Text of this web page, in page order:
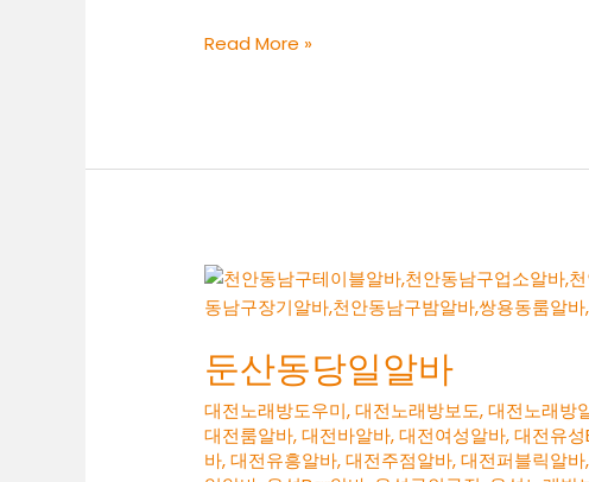
둔
Read More »
둔산동당일알바
대전노래방도우미,대전노래방보도,대전노래방
대전룸알바,대전바알바,대전여성알바,대전유
바,대전유흥알바,대전주점알바,대전퍼블릭알바,